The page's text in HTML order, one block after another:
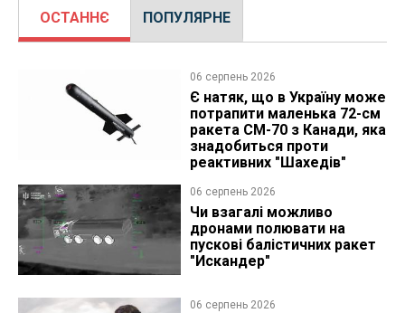
ОСТАННЄ ПОПУЛЯРНЕ
06 серпень 2026
Є натяк, що в Україну може
потрапити маленька 72-см
ракета CM-70 з Канади, яка
знадобиться проти
реактивних "Шахедів"
06 серпень 2026
Чи взагалі можливо
дронами полювати на
пускові балістичних ракет
"Искандер"
06 серпень 2026